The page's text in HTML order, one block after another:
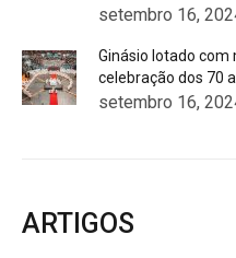
setembro 16,
Ginásio lotado com
celebração dos 70
setembro 16,
ARTIGOS